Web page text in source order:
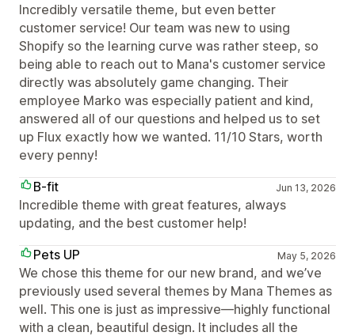
Incredibly versatile theme, but even better
customer service! Our team was new to using
Shopify so the learning curve was rather steep, so
being able to reach out to Mana's customer service
directly was absolutely game changing. Their
employee Marko was especially patient and kind,
answered all of our questions and helped us to set
up Flux exactly how we wanted. 11/10 Stars, worth
every penny!
B-fit
Jun 13, 2026
Incredible theme with great features, always
updating, and the best customer help!
Pets UP
May 5, 2026
We chose this theme for our new brand, and we’ve
previously used several themes by Mana Themes as
well. This one is just as impressive—highly functional
with a clean, beautiful design. It includes all the